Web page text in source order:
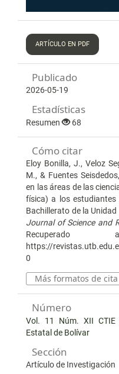
ARTÍCULO EN PDF
Publicado
2026-05-19
Estadísticas
Resumen 68
Cómo citar
Eloy Bonilla, J., Veloz
M., & Fuentes
en las áreas de las
física) a los estudiantes
Bachillerato de la
Journal of Science and
https://
0
Más formatos de cita
Número
Vol. 11 Núm. XII CTIE
Estatal de Bolívar
Sección
Artículo de Investigación